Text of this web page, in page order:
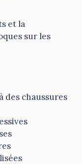
et la
sur les
des chaussures